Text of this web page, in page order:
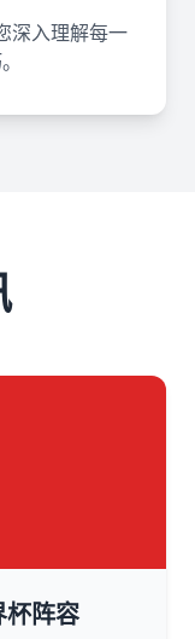
深入理解每一
杯阵容